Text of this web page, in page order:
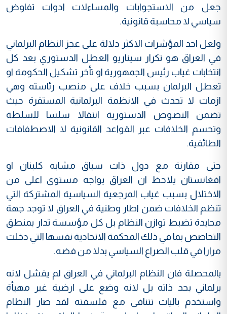
جعل من الاستجوابات والمساءلات ادوات تفاوض
سياسي لا محاسبة قانونية.
ولعل احد المؤشرات الاكثر دلالة على عجز النظام البرلماني
في العراق هو تكرار سيناريو العطل الدستوري بعد كل
انتخابات غياب رئيس الجمهورية او تأخر تشكيل الحكومة او
تعطل البرلمان بسبب خلاف على منصب رئاسته وهي
ازمات لا تحدث في الانظمة البرلمانية المستقرة حيث
تضمن النصوص الدستورية انتقالا سلسا للسلطة
وتحسم الخلافات عبر القواعد القانونية لا الاصطفافات
الطائفية.
حتى مقارنة مع دول ذات سياق مشابه كلبنان او
افغانستان يلاحظ ان العراق يواجه مستوى اعلى من
الاختلال بسبب غياب المرجعية السياسية المشتركة التي
تنظم الخلافات ضمن اطار وطنية في العراق لا توجد جهة
محايدة تضبط توازن النظام بل كل مؤسسة تدار بمنطق
التحاصص بما في ذلك المحكمة الاتحادية نفسها التي دخلت
مرارا في قلب الصراع السياسي بدلا من فضه.
بالمحصلة فان النظام البرلماني في العراق لم يفشل لانه
برلماني بحد ذاته بل لانه وضع على ارضية غير مهيأة
واستخدم باليات تتنافى مع فلسفته لقد صار النظام